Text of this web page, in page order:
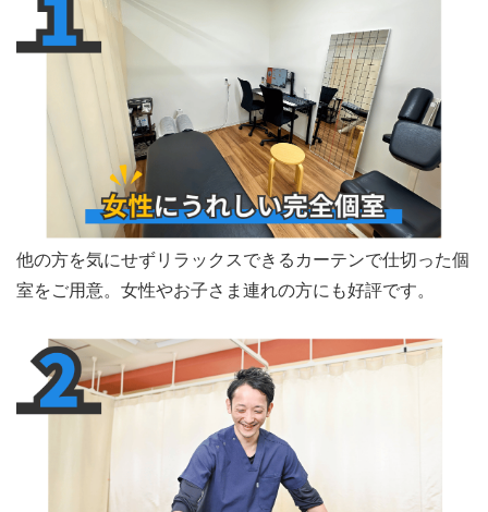
他の方を気にせずリラックスできるカーテンで仕切った個
室をご用意。女性やお子さま連れの方にも好評です。